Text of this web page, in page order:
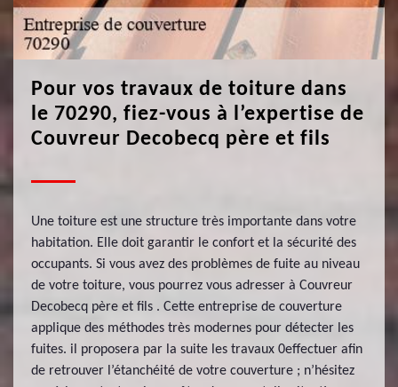
Pour vos travaux de toiture dans
le 70290, fiez-vous à l’expertise de
Couvreur Decobecq père et fils
Une toiture est une structure très importante dans votre
habitation. Elle doit garantir le confort et la sécurité des
occupants. Si vous avez des problèmes de fuite au niveau
de votre toiture, vous pourrez vous adresser à Couvreur
Decobecq père et fils . Cette entreprise de couverture
applique des méthodes très modernes pour détecter les
fuites. il proposera par la suite les travaux 0effectuer afin
de retrouver l’étanchéité de votre couverture ; n’hésitez